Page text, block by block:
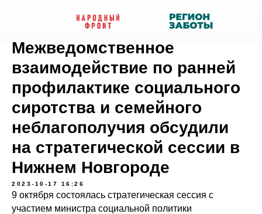
Межведомственное
взаимодействие по ранней
профилактике социального
сиротства и семейного
неблагополучия обсудили
на стратегической сессии в
Нижнем Новгороде
2023-10-17 16:26
9 октября состоялась стратегическая сессия с
участием министра социальной политики